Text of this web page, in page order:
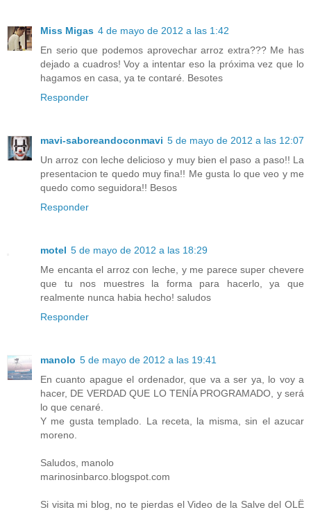
Miss Migas 4 de mayo de 2012 a las 1:42
En serio que podemos aprovechar arroz extra??? Me has
dejado a cuadros! Voy a intentar eso la próxima vez que lo
hagamos en casa, ya te contaré. Besotes
Responder
mavi-saboreandoconmavi 5 de mayo de 2012 a las 12:07
Un arroz con leche delicioso y muy bien el paso a paso!! La
presentacion te quedo muy fina!! Me gusta lo que veo y me
quedo como seguidora!! Besos
Responder
motel 5 de mayo de 2012 a las 18:29
Me encanta el arroz con leche, y me parece super chevere
que tu nos muestres la forma para hacerlo, ya que
realmente nunca habia hecho! saludos
Responder
manolo 5 de mayo de 2012 a las 19:41
En cuanto apague el ordenador, que va a ser ya, lo voy a
hacer, DE VERDAD QUE LO TENÍA PROGRAMADO, y será
lo que cenaré.
Y me gusta templado. La receta, la misma, sin el azucar
moreno.
Saludos, manolo
marinosinbarco.blogspot.com
Si visita mi blog, no te pierdas el Video de la Salve del OLË